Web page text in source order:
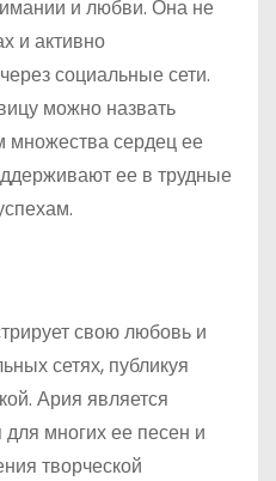
и любви. Она не
и активно
социальные сети.
можно назвать
множества сердец ее
ее в трудные
свою любовь и
сетях, публикуя
Ария является
многих ее песен и
творческой